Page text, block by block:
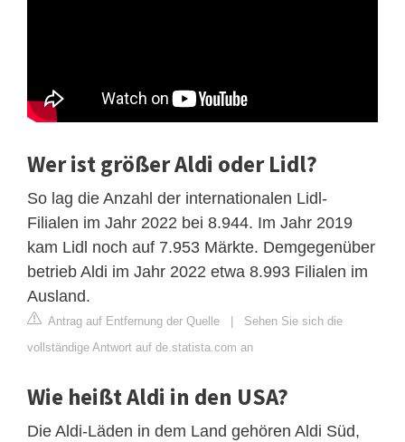
Wer ist größer Aldi oder Lidl?
So lag die Anzahl der internationalen Lidl-
Filialen im Jahr 2022 bei 8.944. Im Jahr 2019
kam Lidl noch auf 7.953 Märkte. Demgegenüber
betrieb Aldi im Jahr 2022 etwa 8.993 Filialen im
Ausland.
Antrag auf Entfernung der Quelle | Sehen Sie sich die
vollständige Antwort auf de.statista.com an
Wie heißt Aldi in den USA?
Die Aldi-Läden in dem Land gehören Aldi Süd,